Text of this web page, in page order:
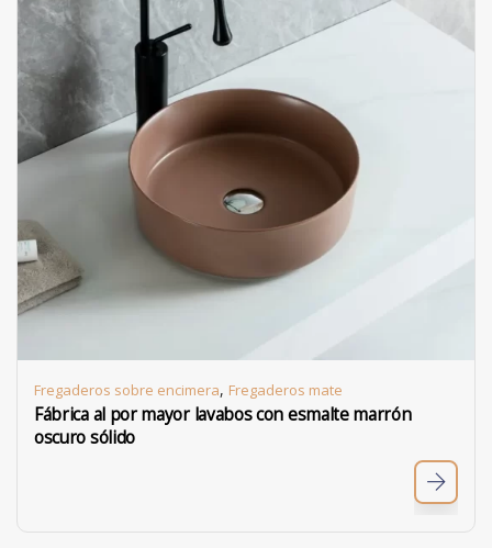
Fregaderos sobre encimera, Fregaderos mate
Fábrica al por mayor lavabos con esmalte marrón
oscuro sólido